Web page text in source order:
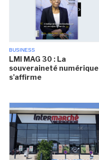
BUSINESS
LMI MAG 30 : La
souveraineté numérique
s'affirme